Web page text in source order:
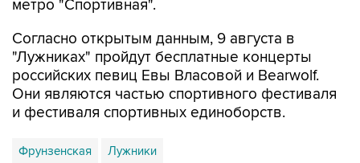
метро "Спортивная".
Согласно открытым данным, 9 августа в
"Лужниках" пройдут бесплатные концерты
российских певиц Евы Власовой и Bearwolf.
Они являются частью спортивного фестиваля
и фестиваля спортивных единоборств.
Фрунзенская Лужники